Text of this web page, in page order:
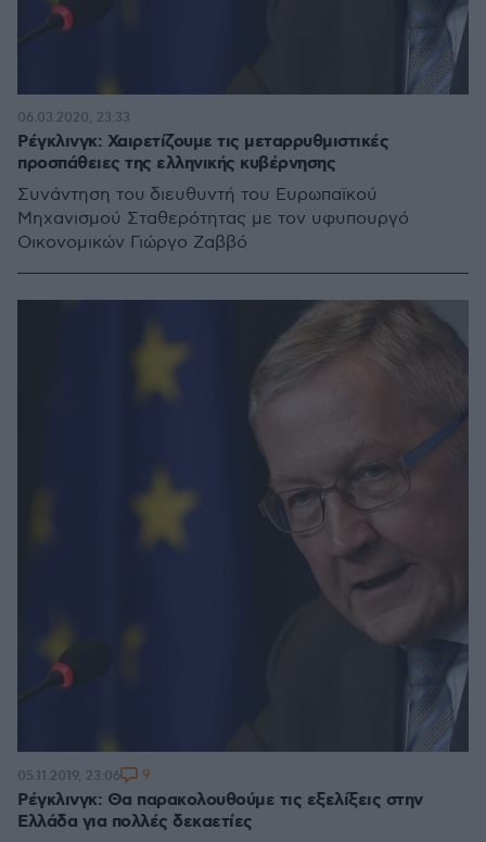
Ρέγκλινγκ: Χαιρετίζουμε τις μεταρρυθμιστικές
προσπάθειες της ελληνικής κυβέρνησης
Συνάντηση του διευθυντή του Ευρωπαϊκού
Μηχανισμού Σταθερότητας με τον υφυπουργό
Οικονομικών Γιώργο Ζαββό
06.03.2020, 23:33
Ρέγκλινγκ: Θα παρακολουθούμε τις εξελίξεις στην
Ελλάδα για πολλές δεκαετίες
05.11.2019, 23:06 9